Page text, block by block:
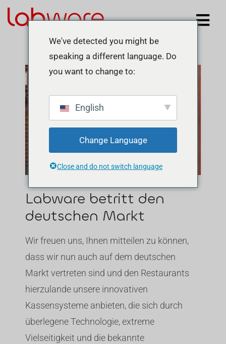
Labware betritt den
deutschen Markt
Wir freuen uns, Ihnen mitteilen zu können,
dass wir nun auch auf dem deutschen
Markt vertreten sind und den Restaurants
hierzulande unsere innovativen
Kassensysteme anbieten, die sich durch
überlegene Technologie, extreme
Vielseitigkeit und die bekannte
We've detected you might be
speaking a different language. Do
you want to change to:
English
Change Language
Close and do not switch language